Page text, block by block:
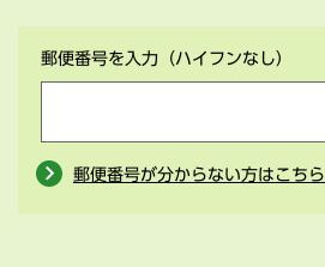
郵便番号を入力 （ハイフンなし）
郵便番号が分からない方はこちら